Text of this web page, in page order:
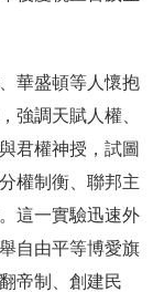
華盛頓等人懷抱
強調天賦人權、
君權神授，試圖
權制衡、聯邦主
這一實驗迅速外
自由平等博愛旗
帝制、創建民